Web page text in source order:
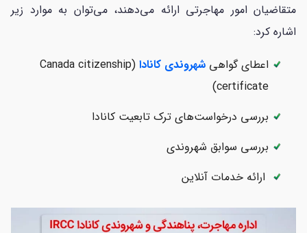
متقاضیان امور مهاجرتی ارائه می‌دهند، می‌توان به موارد زیر
اشاره کرد:
اعطای گواهی شهروندی کانادا (Canada citizenship
certificate)
بررسی درخواست‌های ترک تابعیت کانادا
بررسی سوابق شهروندی
ارائه خدمات آنلاین